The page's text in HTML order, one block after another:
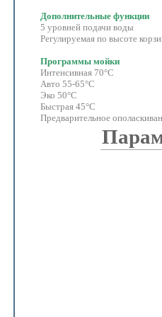
Дополнительные функции
5 уровней подачи воды
Регулируемая по высоте
Программы мойки
Интенсивная 70°С
Авто 55-65°С
Эко 50°С
Быстрая 45°С
Предварительное